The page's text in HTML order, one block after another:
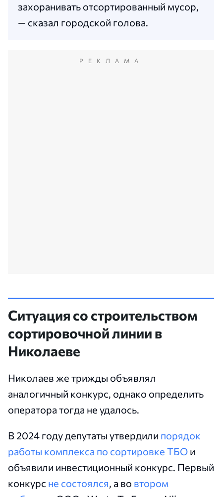
захоранивать отсортированный мусор,
— сказал городской голова.
РЕКЛАМА
Ситуация со строительством
сортировочной линии в
Николаеве
Николаев же трижды объявлял
аналогичный конкурс, однако определить
оператора тогда не удалось.
В 2024 году депутаты утвердили порядок
работы комплекса по сортировке ТБО и
объявили инвестиционный конкурс. Первый
конкурс не состоялся, а во втором